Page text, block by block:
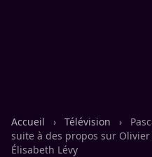
Accueil › Télévision ›
suite à des propos sur
Élisabeth Lévy